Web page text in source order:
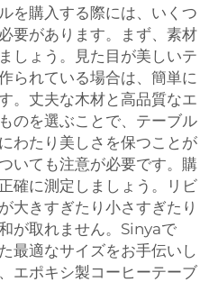
を購入する際には、いくつ
要があります。まず、素材
しょう。見た目が美しいテ
られている場合は、簡単に
。丈夫な木材と高品質なエ
のを選ぶことで、テーブル
わたり美しさを保つことが
いても注意が必要です。購
確に測定しましょう。リビ
大きすぎたり小さすぎたり
が取れません。Sinyaで
最適なサイズをお手伝いし
エポキシ製コーヒーテーブ